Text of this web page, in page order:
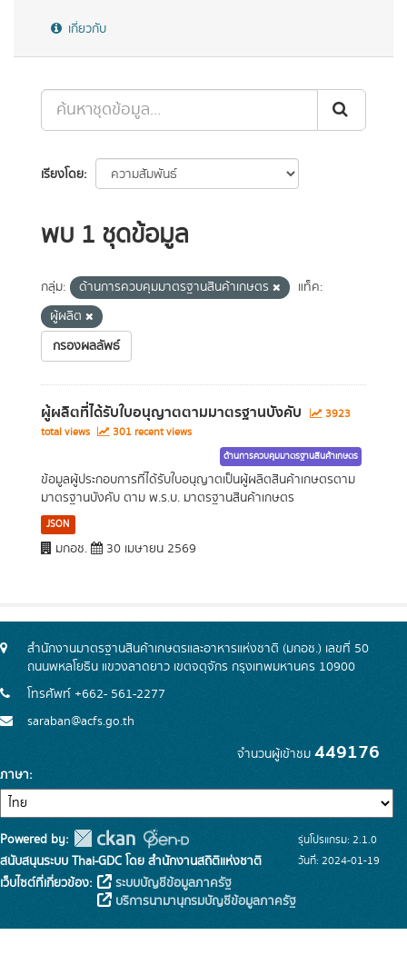
เกี่ยวกับ
เรียงโดย
พบ 1 ชุดข้อมูล
กลุ่ม: ด้านการควบคุมมาตรฐานสินค้าเกษตร
แท็ค:
ผู้ผลิต
กรองผลลัพธ์
ผู้ผลิตที่ได้รับใบอนุญาตตามมาตรฐานบังคับ
3923
total views
301 recent views
ด้านการควบคุมมาตรฐานสินค้าเกษตร
ข้อมูลผู้ประกอบการที่ได้รับใบอนุญาตเป็นผู้ผลิตสินค้าเกษตรตาม
มาตรฐานบังคับ ตาม พ.ร.บ. มาตรฐานสินค้าเกษตร
JSON
มกอช. 30 เมษายน 2569
สำนักงานมาตรฐานสินค้าเกษตรและอาหารแห่งชาติ (มกอช.) เลขที่ 50
ถนนพหลโยธิน แขวงลาดยาว เขตจตุจักร กรุงเทพมหานคร 10900
โทรศัพท์ +662- 561-2277
saraban@acfs.go.th
จำนวนผู้เข้าชม 449176
ภาษา
Powered by:
สนับสนุนระบบ Thai-GDC โดย สำนักงานสถิติแห่งชาติ
เว็บไซต์ที่เกี่ยวข้อง:
ระบบบัญชีข้อมูลภาครัฐ
บริการนามานุกรมบัญชีข้อมูลภาครัฐ
รุ่นโปรแกรม: 2.1.0
วันที่: 2024-01-19